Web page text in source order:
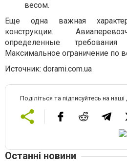
весом.
Еще одна важная
конструкции.
определенные
Максимальное ограничение по
Источник: dorami.com.ua
Поділіться та підписуйтесь на
Останні новини